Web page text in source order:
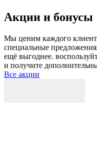
Акции и бонусы
Мы ценим каждого
специальные
ещё выгоднее.
и получите
Все акции